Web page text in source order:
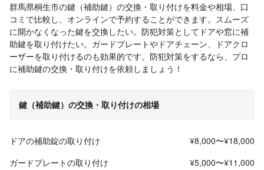
群馬県桐生市の鍵（補助鍵）の交換・取り付けを料金や相場、口
コミで比較し、オンラインで予約することができます。スムーズ
に開かなくなった鍵を交換したい。防犯対策としてドアや窓に補
助鍵を取り付けたい。ガードプレートやドアチェーン、ドアクロ
ーザーを取り付けるのも効果的です。防犯対策をするなら、プロ
に補助鍵の交換・取り付けを依頼しましょう！
鍵（補助鍵）の交換・取り付けの相場
ドアの補助錠の取り付け
¥8,000〜¥18,000
ガードプレートの取り付け
¥5,000〜¥11,000